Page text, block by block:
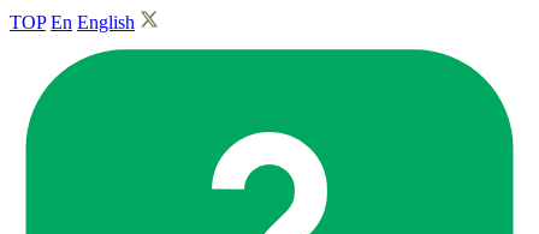
TOP En English